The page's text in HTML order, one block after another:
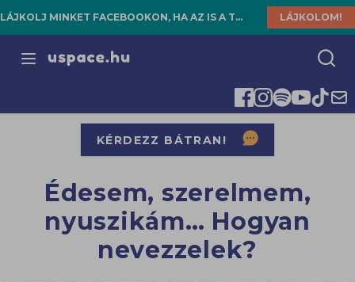
LÁJKOLJ MINKET FACEBOOKON, HA AZ IS A TE HELYED! LÁJKOLOM!
Open menu
KÉRDEZZ BÁTRAN!
Édesem, szerelmem,
nyuszikám… Hogyan
nevezzelek?